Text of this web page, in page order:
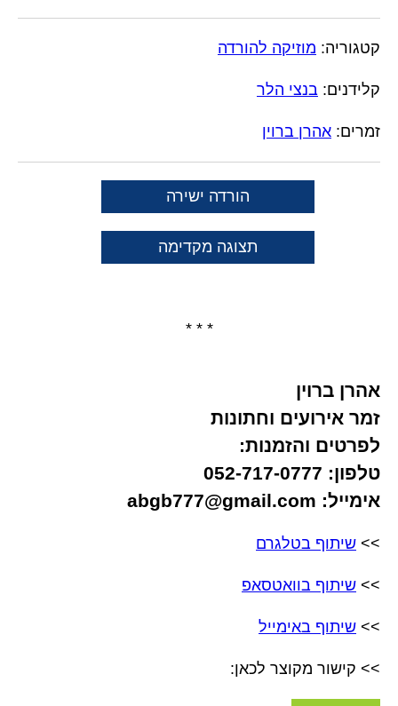
קטגוריה: מוזיקה להורדה
קלידנים: בנצי הלר
זמרים: אהרן ברוין
הורדה ישירה
תצוגה מקדימה
* * *
אהרן ברוין
זמר אירועים וחתונות
לפרטים והזמנות:
טלפון: 052-717-0777
אימייל: abgb777@gmail.com
>> שיתוף בטלגרם
>> שיתוף בוואטסאפ
>> שיתוף באימייל
>> קישור מקוצר לכאן: